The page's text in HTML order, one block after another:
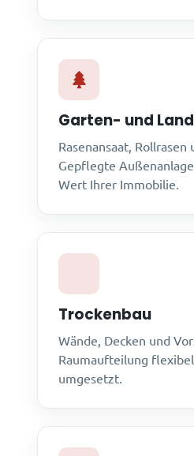
Garten- und
Rasenansaat,
Gepflegte
Wert Ihrer Immobilie.
Trockenbau
Wände, Decken und
Raumaufteilung
umgesetzt.